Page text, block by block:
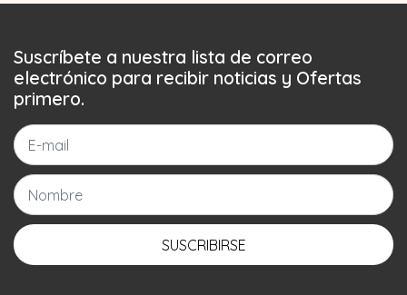
Suscríbete a nuestra lista de correo
electrónico para recibir noticias y Ofertas
primero.
SUSCRIBIRSE